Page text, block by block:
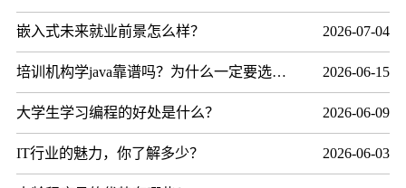
嵌入式未来就业前景怎么样？ 2026-07-04
培训机构学java靠谱吗？为什么一定要选择东方锐智 2026-06-15
大学生学习编程的好处是什么？ 2026-06-09
IT行业的魅力，你了解多少？ 2026-06-03